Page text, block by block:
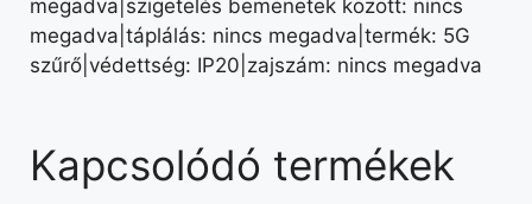
megadva|szigetelés bemenetek között: nincs
megadva|táplálás: nincs megadva|termék: 5G
szűrő|védettség: IP20|zajszám: nincs megadva
Kapcsolódó termékek